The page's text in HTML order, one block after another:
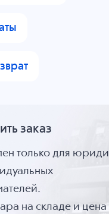
заказ
только для
на складе и цена